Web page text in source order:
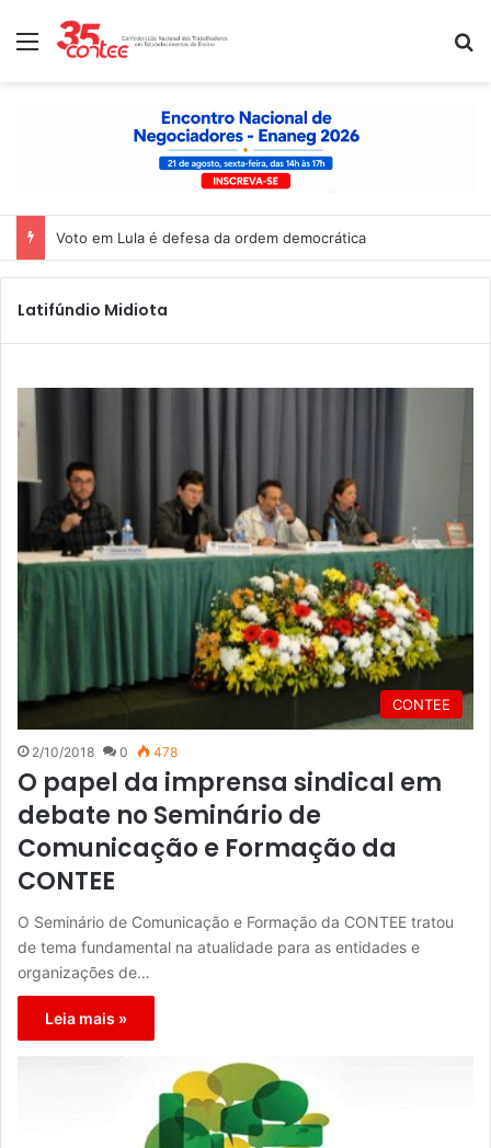
Menu
Voto em Lula é defesa da ordem democrática
Latifúndio Midiota
CONTEE
2/10/2018 0 478
O papel da imprensa sindical em
debate no Seminário de
Comunicação e Formação da
CONTEE
O Seminário de Comunicação e Formação da CONTEE tratou
de tema fundamental na atualidade para as entidades e
organizações de…
Leia mais »